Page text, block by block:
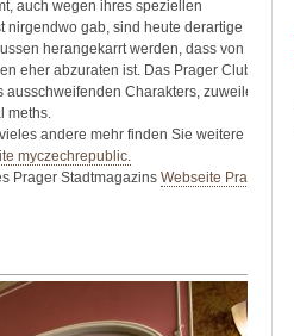
auch wegen ihres speziellen
nirgendwo gab, sind heute derartige
herangekarrt werden, dass von
eher abzuraten ist. Das Prager Club-
Charakters, zuweilen
meths.
andere mehr finden Sie weitere
myczechrepublic.
Prager Stadtmagazins Webseite Prag